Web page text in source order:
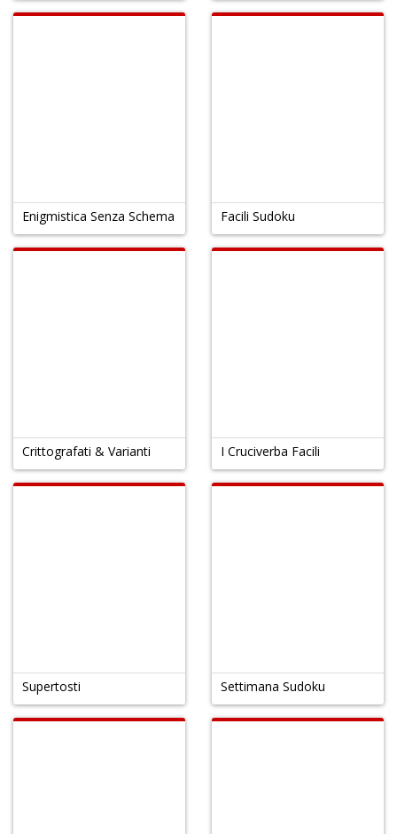
Enigmistica Senza Schema Facili Sudoku
Crittografati & Varianti I Cruciverba Facili
Supertosti Settimana Sudoku